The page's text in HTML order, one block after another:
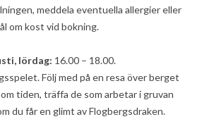
meddela eventuella allergier eller
om kost vid bokning.
lördag: 16.00 – 18.00.
Följ med på en resa över berget
tiden, träffa de som arbetar i gruvan
du får en glimt av Flogbergsdraken.